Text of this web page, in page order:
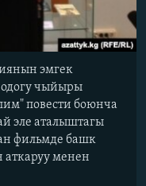
эмгек
чыйыры
повести боюнча
эле аталыштагы
фильмде башк
менен